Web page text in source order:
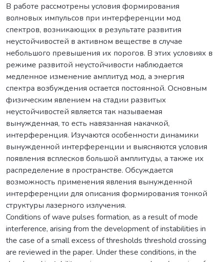
В работе рассмотрены условия формирования
волновых импульсов при интерференции мод
спектров, возникающих в результате развития
неустойчивостей в активном веществе в случае
небольшого превышения их порогов. В этих условиях в
режиме развитой неустойчивости наблюдается
медленное изменение амплитуд мод, а энергия
спектра возбуждения остается постоянной. Основным
физическим явлением на стадии развитых
неустойчивостей является так называемая
вынужденная, то есть навязанная накачкой,
интерференция. Изучаются особенности динамики
вынужденной интерференции и выясняются условия
появления всплесков большой амплитуды, а также их
распределение в пространстве. Обсуждается
возможность применения явления вынужденной
интерференции для описания формирования тонкой
структуры лазерного излучения.
Conditions of wave pulses formation, as a result of mode
interference, arising from the development of instabilities in
the case of a small excess of thresholds threshold crossing
are reviewed in the paper. Under these conditions, in the